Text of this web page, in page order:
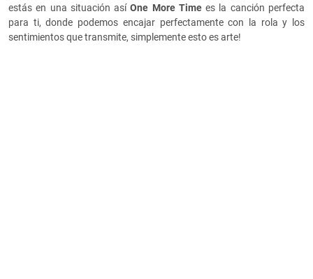
estás en una situación asíOne More Timees la canción perfecta
para ti, donde podemos encajar perfectamente con la rola y los
sentimientos que transmite, simplemente esto es arte!